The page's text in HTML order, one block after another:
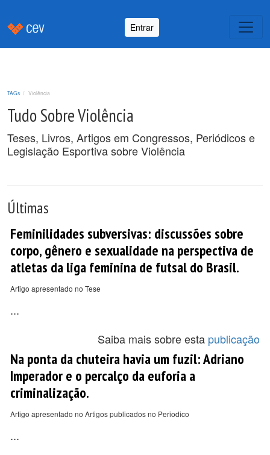
Entrar
TAGs Violência
Tudo Sobre Violência
Teses, Livros, Artigos em Congressos, Periódicos e
Legislação Esportiva sobre Violência
Últimas
Feminilidades subversivas: discussões sobre
corpo, gênero e sexualidade na perspectiva de
atletas da liga feminina de futsal do Brasil.
Artigo apresentado no Tese
...
Saiba mais sobre esta publicação
Na ponta da chuteira havia um fuzil: Adriano
Imperador e o percalço da euforia a
criminalização.
Artigo apresentado no Artigos publicados no Periodico
...